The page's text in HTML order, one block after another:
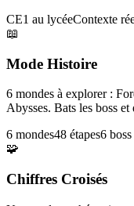
CE1 au lycéeContexte
📖
Mode Histoire
6 mondes à explorer :
Abysses. Bats les boss
6 mondes48 étapes6 boss
🧩
Chiffres Croisés